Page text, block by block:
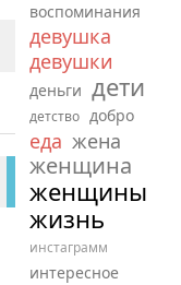
воспоминания
девушка
девушки
деньги дети
детство добро
еда жена
женщина
женщины
жизнь
инстаграмм
интересное